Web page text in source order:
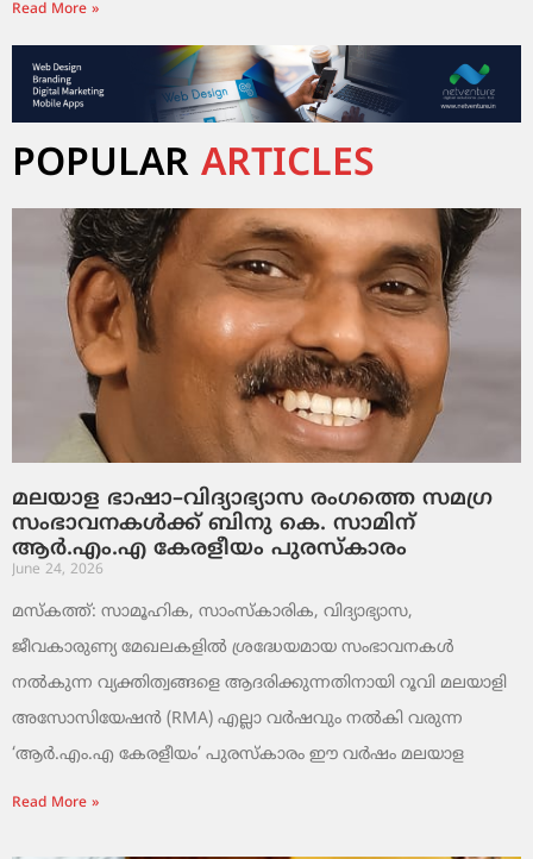
Read More »
POPULAR ARTICLES
മലയാള ഭാഷാ–വിദ്യാഭ്യാസ രംഗത്തെ സമഗ്ര
സംഭാവനകൾക്ക് ബിനു കെ. സാമിന്
ആർ.എം.എ കേരളീയം പുരസ്‌കാരം
June 24, 2026
മസ്കത്ത്: സാമൂഹിക, സാംസ്‌കാരിക, വിദ്യാഭ്യാസ,
ജീവകാരുണ്യ മേഖലകളിൽ ശ്രദ്ധേയമായ സംഭാവനകൾ
നൽകുന്ന വ്യക്തിത്വങ്ങളെ ആദരിക്കുന്നതിനായി റൂവി മലയാളി
അസോസിയേഷൻ (RMA) എല്ലാ വർഷവും നൽകി വരുന്ന
‘ആർ.എം.എ കേരളീയം’ പുരസ്‌കാരം ഈ വർഷം മലയാള
Read More »